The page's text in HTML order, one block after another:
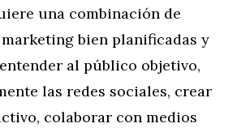
una combinación de
bien planificadas y
al público objetivo,
las redes sociales, crear
colaborar con medios